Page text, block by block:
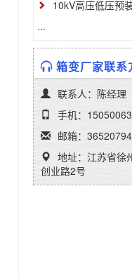
10kV高压低压预
...
箱变厂家联系
联系人：陈经理
手机：
邮箱：
地址：江苏省徐
创业路2号